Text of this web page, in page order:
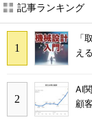
記事ランキング
「
え
AI
顧